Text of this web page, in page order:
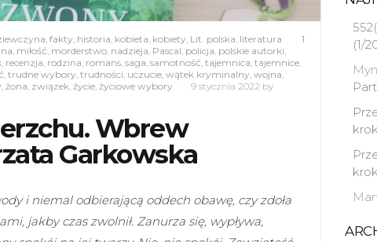
1
, fakty, historia, kobieta, kobiety, Lit. polska, literatura
, miłość, morderstwo, nadzieja, Pascal, policja, polskie autorki,
, recenzja, rodzina, romans, saga, samotność, tajemnica, tajemnice,
, trudne wybory, trudności, uczucie, wątek kryminalny, wojna,
, żona, związek, życie, życiowe wybory 9 stycznia 2022 by
Wbrew
Garkowska
i niemal odbierającą oddech obawę, czy zdoła
jakby czas zwolnił. Zanurza się, wypływa,
(1/